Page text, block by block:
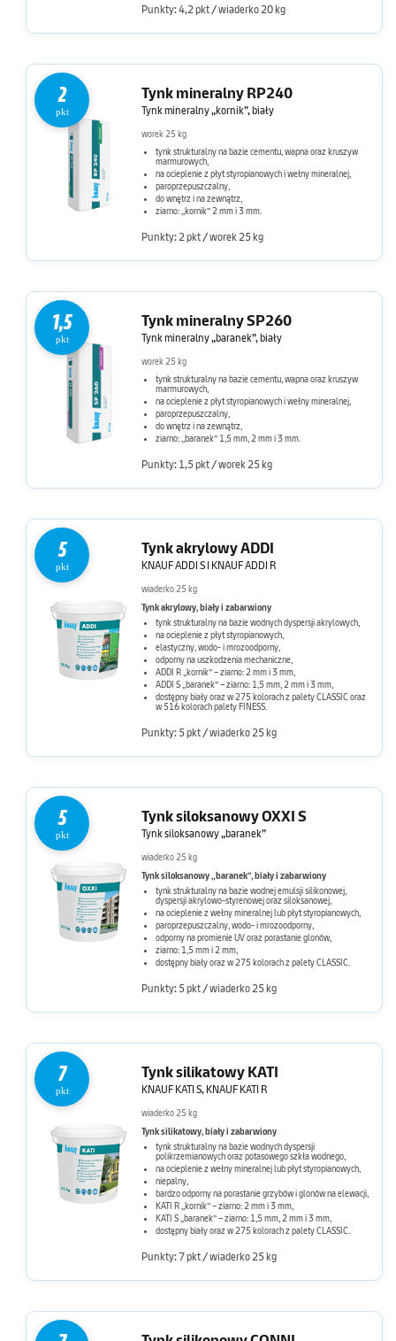
Punkty: 4,2 pkt / wiaderko 20 kg
2
pkt
Tynk mineralny RP240
Tynk mineralny „kornik”, biały
worek 25 kg
tynk strukturalny na bazie cementu, wapna oraz kruszyw
marmurowych,
na ocieplenie z płyt styropianowych i wełny mineralnej,
paroprzepuszczalny,
do wnętrz i na zewnątrz,
ziarno: „kornik” 2 mm i 3 mm.
Punkty: 2 pkt / worek 25 kg
1,5
pkt
Tynk mineralny SP260
Tynk mineralny „baranek”, biały
worek 25 kg
tynk strukturalny na bazie cementu, wapna oraz kruszyw
marmurowych,
na ocieplenie z płyt styropianowych i wełny mineralnej,
paroprzepuszczalny,
do wnętrz i na zewnątrz,
ziarno: „baranek” 1,5 mm, 2 mm i 3 mm.
Punkty: 1,5 pkt / worek 25 kg
5
pkt
Tynk akrylowy ADDI
KNAUF ADDI S I KNAUF ADDI R
wiaderko 25 kg
Tynk akrylowy, biały i zabarwiony
tynk strukturalny na bazie wodnych dyspersji akrylowych,
na ocieplenie z płyt styropianowych,
elastyczny, wodo- i mrozoodporny,
odporny na uszkodzenia mechaniczne,
ADDI R „kornik” – ziarno: 2 mm i 3 mm,
ADDI S „baranek” – ziarno: 1,5 mm, 2 mm i 3 mm,
dostępny biały oraz w 275 kolorach z palety CLASSIC oraz
w 516 kolorach palety FINESS.
Punkty: 5 pkt / wiaderko 25 kg
5
pkt
Tynk siloksanowy OXXI S
Tynk siloksanowy „baranek”
wiaderko 25 kg
Tynk siloksanowy „baranek”, biały i zabarwiony
tynk strukturalny na bazie wodnej emulsji silikonowej,
dyspersji akrylowo-styrenowej oraz siloksanowej,
na ocieplenie z wełny mineralnej lub płyt styropianowych,
paroprzepuszczalny, wodo- i mrozoodporny,
odporny na promienie UV oraz porastanie glonów,
ziarno: 1,5 mm i 2 mm,
dostępny biały oraz w 275 kolorach z palety CLASSIC.
Punkty: 5 pkt / wiaderko 25 kg
7
pkt
Tynk silikatowy KATI
KNAUF KATI S, KNAUF KATI R
wiaderko 25 kg
Tynk silikatowy, biały i zabarwiony
tynk strukturalny na bazie wodnych dyspersji
polikrzemianowych oraz potasowego szkła wodnego,
na ocieplenie z wełny mineralnej lub płyt styropianowych,
niepalny,
bardzo odporny na porastanie grzybów i glonów na elewacji,
KATI R „kornik” – ziarno: 2 mm i 3 mm,
KATI S „baranek” – ziarno: 1,5 mm, 2 mm i 3 mm,
dostępny biały oraz w 275 kolorach z palety CLASSIC.
Punkty: 7 pkt / wiaderko 25 kg